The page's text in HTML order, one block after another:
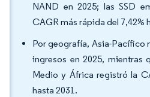
NAND en 2025; las SSD
CAGR más rápida del 7,42%
Por geografía, Asia-Pacífico
ingresos en 2025, mientras
Medio y África registró la
hasta 2031.